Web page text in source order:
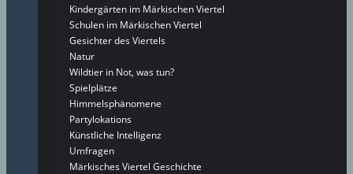
Kindergärten im Märkischen Viertel
Schulen im Märkischen Viertel
Gesichter des Viertels
Natur
Wildtier in Not, was tun?
Spielplätze
Himmelsphänomene
Partylokations
Künstliche Intelligenz
Umfragen
Märkisches Viertel Geschichte